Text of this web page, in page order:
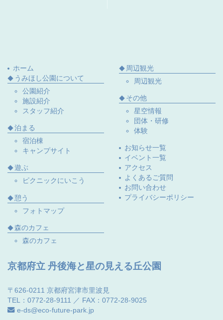
ホーム
うみほし公園について
公園紹介
施設紹介
スタッフ紹介
泊まる
宿泊棟
キャンプサイト
遊ぶ
ピクニックにいこう
憩う
フォトマップ
森のカフェ
森のカフェ
周辺観光
周辺観光
その他
星空情報
団体・研修
体験
お知らせ一覧
イベント一覧
アクセス
よくあるご質問
お問い合わせ
プライバシーポリシー
京都府立 丹後海と星の見える丘公園
〒626-0211 京都府宮津市里波見
TEL：0772-28-9111 ／ FAX：0772-28-9025
e-ds@eco-future-park.jp